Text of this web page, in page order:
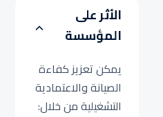
الأثر على
المؤسسة
يمكن تعزيز كفاءة
الصيانة والاعتمادية
التشغيلية من خلال: